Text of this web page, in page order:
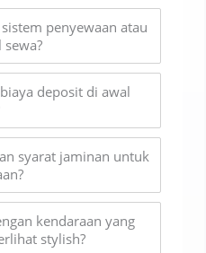
penyewaan atau
deposit di awal
syarat jaminan untuk
kendaraan yang
stylish?